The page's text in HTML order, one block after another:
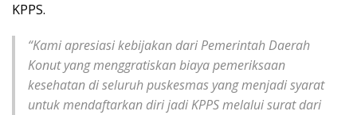
KPPS.
“Kami apresiasi kebijakan dari Pemerintah Daerah
Konut yang menggratiskan biaya pemeriksaan
kesehatan di seluruh puskesmas yang menjadi syarat
untuk mendaftarkan diri jadi KPPS melalui surat dari